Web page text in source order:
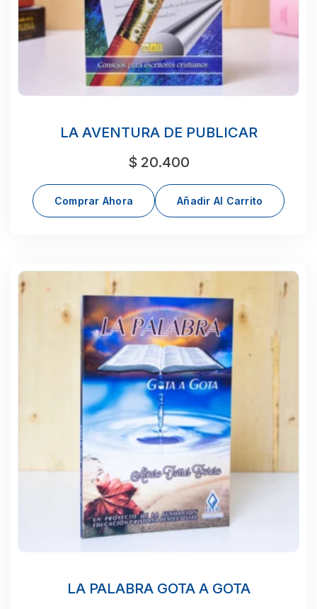
LA AVENTURA DE PUBLICAR
$ 20.400
Comprar Ahora Añadir Al Carrito
LA PALABRA GOTA A GOTA